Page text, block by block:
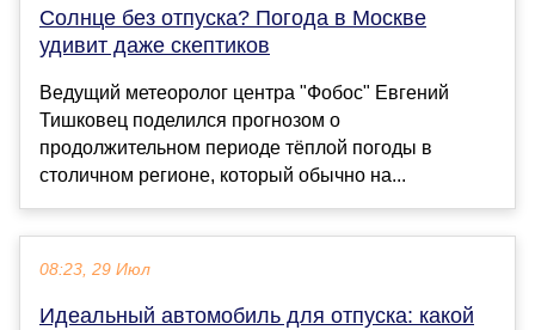
Солнце без отпуска? Погода в Москве
удивит даже скептиков
Ведущий метеоролог центра "Фобос" Евгений
Тишковец поделился прогнозом о
продолжительном периоде тёплой погоды в
столичном регионе, который обычно на...
08:23, 29 Июл
Идеальный автомобиль для отпуска: какой